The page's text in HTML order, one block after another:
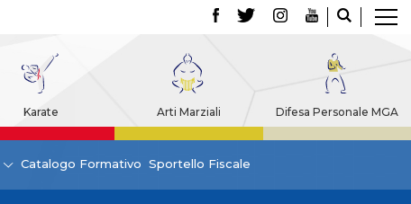
Karate Arti Marziali Difesa Personale MGA
Catalogo Formativo Sportello Fiscale